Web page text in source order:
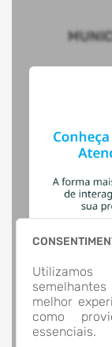
melhor
como
essenciais.
Rua CEL.